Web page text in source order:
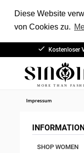
Diese Website
von Cookies zu.
Kostenloser
Impressum
SHOP WOMEN